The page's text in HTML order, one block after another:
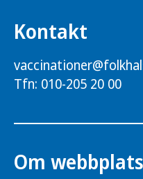
Kontakt
Tfn: 010-205 20 00
Om